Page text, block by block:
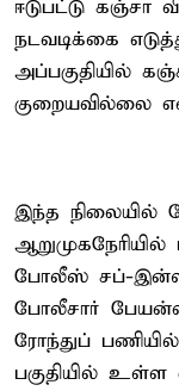
ஈடுபட்டு கஞ்சா
நடவடிக்கை
அப்பகுதியில்
குறையவில்லை
இந்த நிலையில்
போலீஸ் சப்-
போலீசார்
ரோந்துப்
பகுதியில் உள்ள